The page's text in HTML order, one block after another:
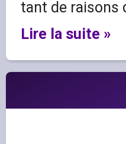
tant de raisons
Lire la suite »